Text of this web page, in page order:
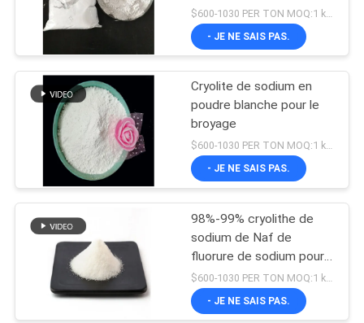
Hexafluoroaluminate de
sodium
- JE NE SAIS PAS.
Cryolite de sodium en
poudre blanche pour le
broyage
$600-1030 PER TON MOQ:1 kg ou plus
- JE NE SAIS PAS.
98%-99% cryolithe de
sodium de Naf de
fluorure de sodium pour
l'électrolyse en aluminium$600-1030 PER TON MOQ:1 kg ou plus
- JE NE SAIS PAS.